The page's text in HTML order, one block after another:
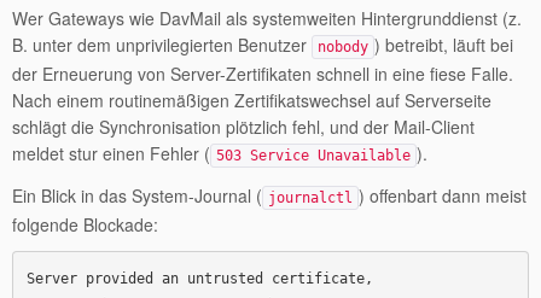
Wer Gateways wie DavMail als systemweiten Hintergrunddienst (z.
B. unter dem unprivilegierten Benutzer
nobody ) betreibt, läuft bei
der Erneuerung von Server-Zertifikaten schnell in eine fiese Falle.
Nach einem routinemäßigen Zertifikatswechsel auf Serverseite
schlägt die Synchronisation plötzlich fehl, und der Mail-Client
meldet stur einen Fehler ( 503 Service Unavailable ).
Ein Blick in das System-Journal ( journalctl ) offenbart dann meist
folgende Blockade:
Server provided an untrusted certificate,